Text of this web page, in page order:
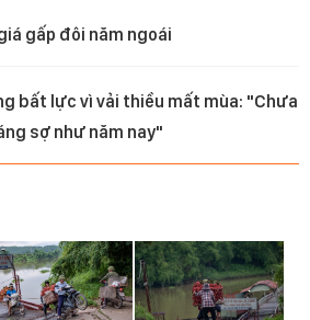
gấp đôi năm ngoái
bất lực vì vải thiều mất mùa: "Chưa
sợ như năm nay"